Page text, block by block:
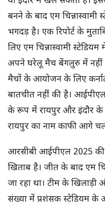
बनने के बाद एम चिन्नास्वामी
भगदड़ है। एक रिपोर्ट के
लिए एम चिन्नास्वामी
अपने घरेलू मैच बेंगलुरु में नहीं
मैचों के आयोजन के लिए
बातचीत नहीं की है।
के रूप में रायपुर और इंदौर के
रायपुर का नाम काफी आगे
आरसीबी आईपीएल 2025
खिताब है। जीत के बाद एम
जा रहा था। टीम के
संख्या में प्रशंसक स्टेडियम के